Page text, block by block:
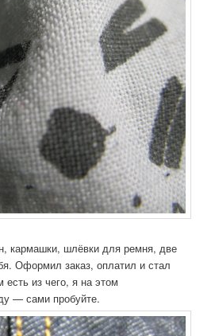
кармашки, шлёвки для ремня, две
Оформил заказ, оплатил и стал
из чего, я на этом
— сами пробуйте.